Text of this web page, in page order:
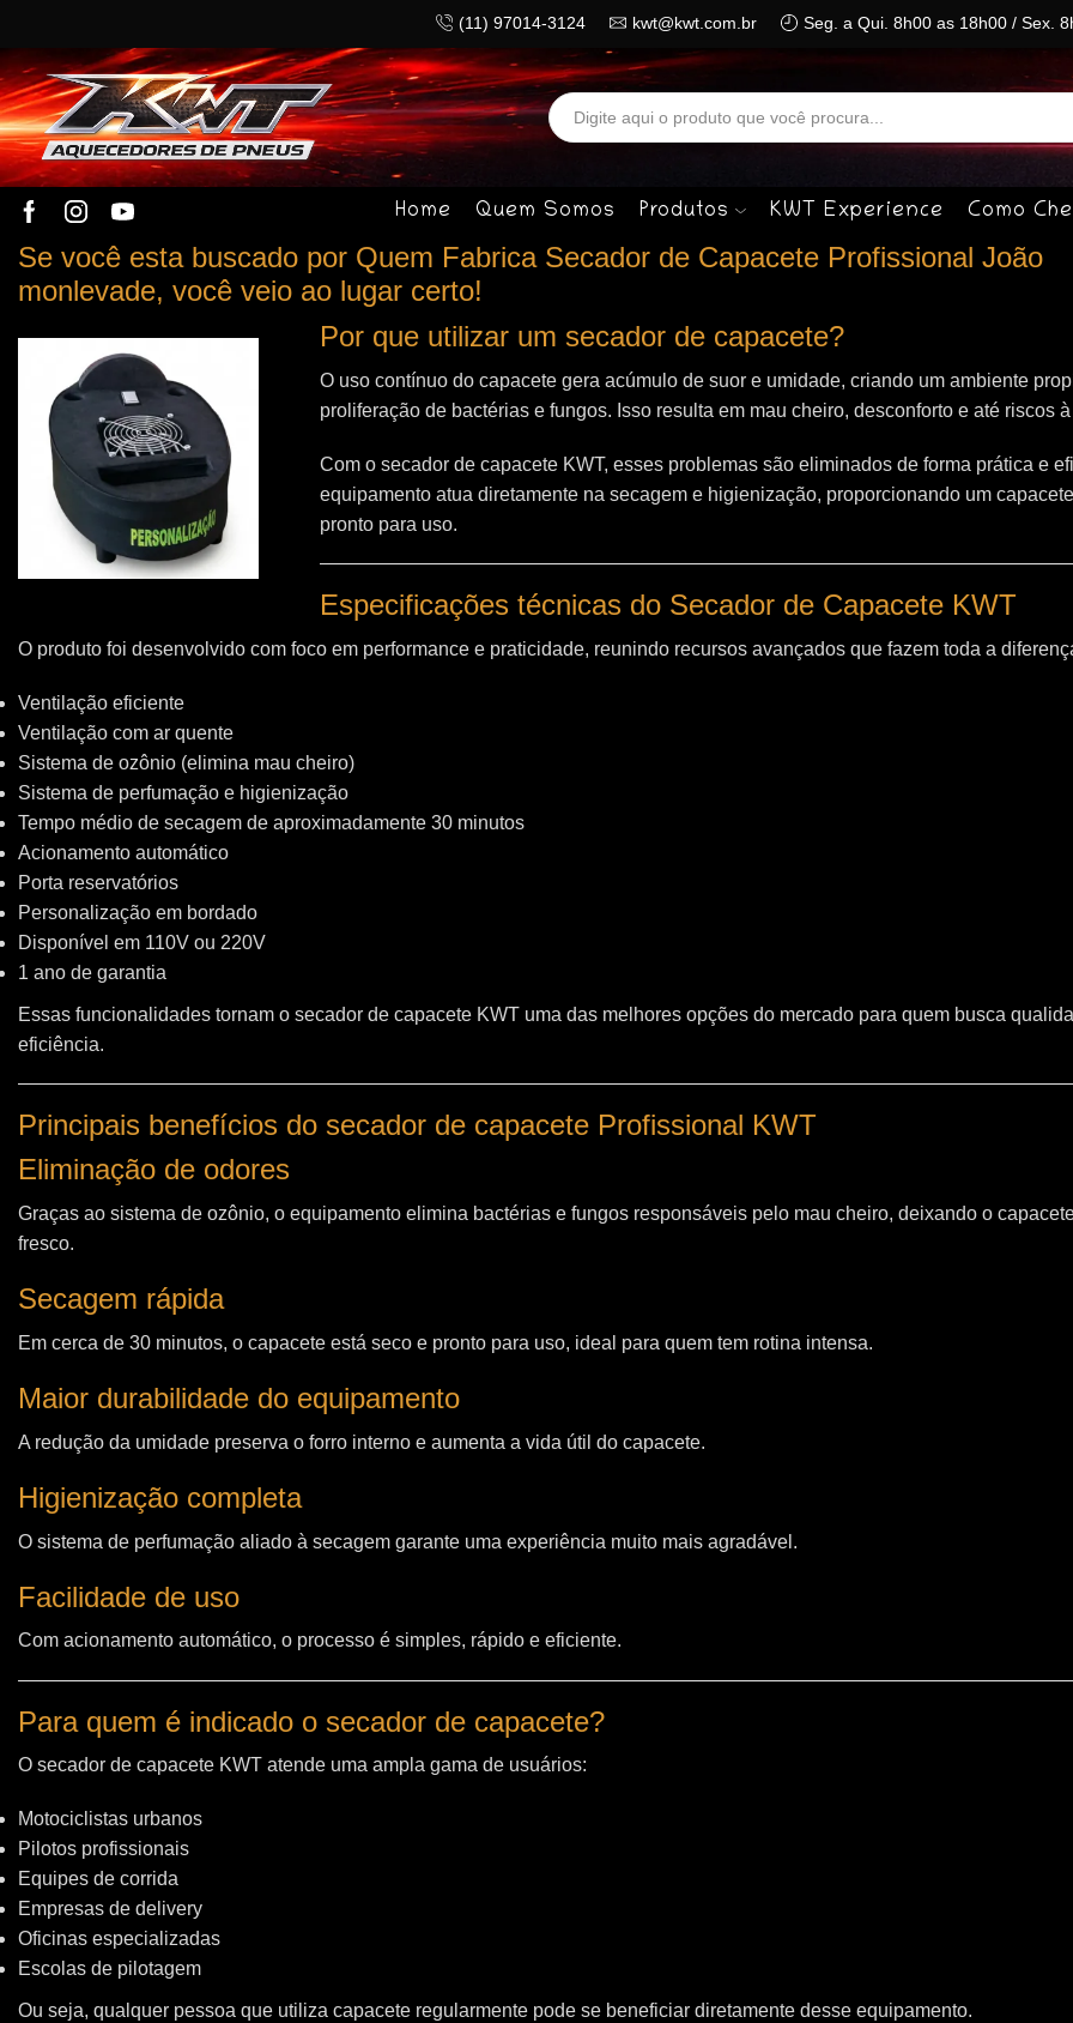
(11) 97014-3124 kwt@kwt.com.br Seg. a Qui. 8h00 as 18h00 / Sex.
Search
input
Home Quem Somos Produtos KWT Experience Como
Se você esta buscado por Quem Fabrica Secador de Capacete Profissional João
monlevade, você veio ao lugar certo!
Por que utilizar um secador de capacete?
O uso contínuo do capacete gera acúmulo de suor e umidade, criando um ambiente
proliferação de bactérias e fungos. Isso resulta em mau cheiro, desconforto e até riscos
Com o secador de capacete KWT, esses problemas são eliminados de forma prática e
equipamento atua diretamente na secagem e higienização, proporcionando um
pronto para uso.
Especificações técnicas do Secador de Capacete KWT
O produto foi desenvolvido com foco em performance e praticidade, reunindo recursos avançados que fazem toda a
Ventilação eficiente
Ventilação com ar quente
Sistema de ozônio (elimina mau cheiro)
Sistema de perfumação e higienização
Tempo médio de secagem de aproximadamente 30 minutos
Acionamento automático
Porta reservatórios
Personalização em bordado
Disponível em 110V ou 220V
1 ano de garantia
Essas funcionalidades tornam o secador de capacete KWT uma das melhores opções do mercado para quem busca
eficiência.
Principais benefícios do secador de capacete Profissional KWT
Eliminação de odores
Graças ao sistema de ozônio, o equipamento elimina bactérias e fungos responsáveis pelo mau cheiro, deixando o
fresco.
Secagem rápida
Em cerca de 30 minutos, o capacete está seco e pronto para uso, ideal para quem tem rotina intensa.
Maior durabilidade do equipamento
A redução da umidade preserva o forro interno e aumenta a vida útil do capacete.
Higienização completa
O sistema de perfumação aliado à secagem garante uma experiência muito mais agradável.
Facilidade de uso
Com acionamento automático, o processo é simples, rápido e eficiente.
Para quem é indicado o secador de capacete?
O secador de capacete KWT atende uma ampla gama de usuários:
Motociclistas urbanos
Pilotos profissionais
Equipes de corrida
Empresas de delivery
Oficinas especializadas
Escolas de pilotagem
Ou seja, qualquer pessoa que utiliza capacete regularmente pode se beneficiar diretamente desse equipamento.